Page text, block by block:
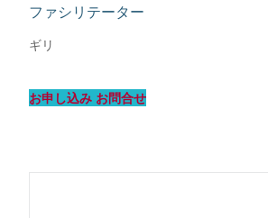
ファシリテーター
ギリ
お申し込み お問合せ